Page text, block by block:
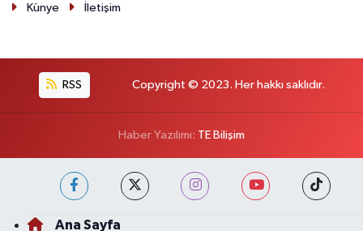
Künye İletişim
RSS Copyright © 2023. Her hakkı saklıdır.
Haber Yazılımı: TE Bilişim
Ana Sayfa